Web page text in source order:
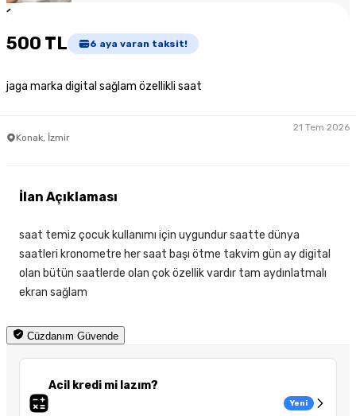
1
500 TL 6 aya varan taksit!
jaga marka digital sağlam özellikli saat
Konak, İzmir
21 Tem 2026
Cüzdanım Güvende
Acil kredi mi lazım?
Yeni
İlan Açıklaması
saat temiz çocuk kullanımı için uygundur saatte dünya
saatleri kronometre her saat başı ötme takvim gün ay digital
olan bütün saatlerde olan çok özellik vardır tam aydınlatmalı
ekran sağlam